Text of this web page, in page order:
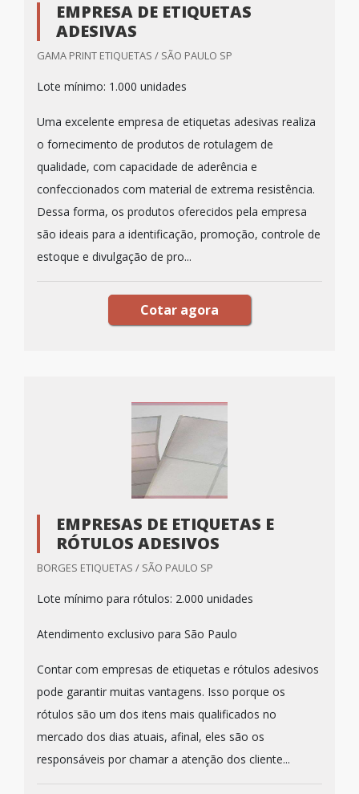
EMPRESA DE ETIQUETAS
ADESIVAS
GAMA PRINT ETIQUETAS / SÃO PAULO SP
Lote mínimo: 1.000 unidades
Uma excelente empresa de etiquetas adesivas realiza
o fornecimento de produtos de rotulagem de
qualidade, com capacidade de aderência e
confeccionados com material de extrema resistência.
Dessa forma, os produtos oferecidos pela empresa
são ideais para a identificação, promoção, controle de
estoque e divulgação de pro...
Cotar agora
EMPRESAS DE ETIQUETAS E
RÓTULOS ADESIVOS
BORGES ETIQUETAS / SÃO PAULO SP
Lote mínimo para rótulos: 2.000 unidades
Atendimento exclusivo para São Paulo
Contar com empresas de etiquetas e rótulos adesivos
pode garantir muitas vantagens. Isso porque os
rótulos são um dos itens mais qualificados no
mercado dos dias atuais, afinal, eles são os
responsáveis por chamar a atenção dos cliente...